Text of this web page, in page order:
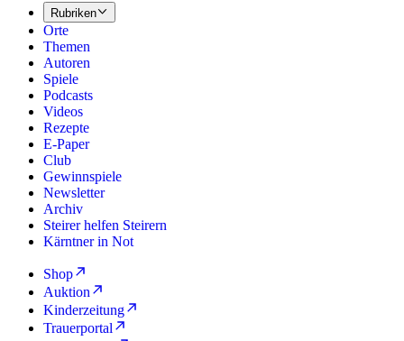
Rubriken
Orte
Themen
Autoren
Spiele
Podcasts
Videos
Rezepte
E-Paper
Club
Gewinnspiele
Newsletter
Archiv
Steirer helfen Steirern
Kärntner in Not
Shop
Auktion
Kinderzeitung
Trauerportal